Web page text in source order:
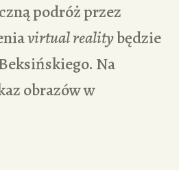
podróż przez
virtual realitybędzie
Na
obrazów w